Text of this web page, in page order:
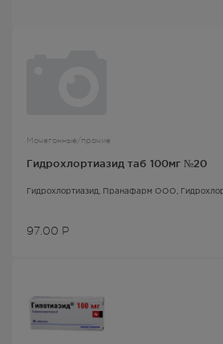
Мочегонные/прочие
Гидрохлортиазид таб 100мг №20
Гидрохлортиазид, Пранафарм ООО,
97.00 Р